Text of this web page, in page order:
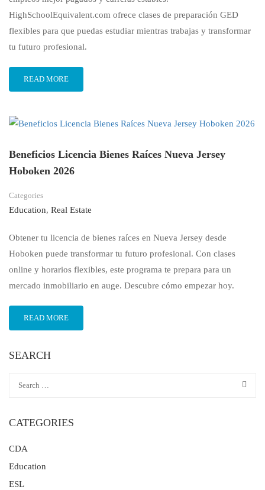
HighSchoolEquivalent.com ofrece clases de preparación GED
flexibles para que puedas estudiar mientras trabajas y transformar
tu futuro profesional.
READ MORE
Beneficios Licencia Bienes Raíces Nueva Jersey
Hoboken 2026
Categories
Education, Real Estate
Obtener tu licencia de bienes raíces en Nueva Jersey desde
Hoboken puede transformar tu futuro profesional. Con clases
online y horarios flexibles, este programa te prepara para un
mercado inmobiliario en auge. Descubre cómo empezar hoy.
READ MORE
SEARCH
CATEGORIES
CDA
Education
ESL